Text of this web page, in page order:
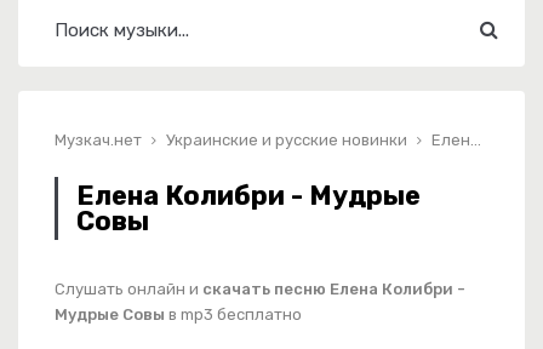
Музкач.нет Украинские и русские новинки Елена Колибри - Мудрые Совы
Елена Колибри - Мудрые
Совы
Слушать онлайн и скачать песню Елена Колибри -
Мудрые Совы в mp3 бесплатно